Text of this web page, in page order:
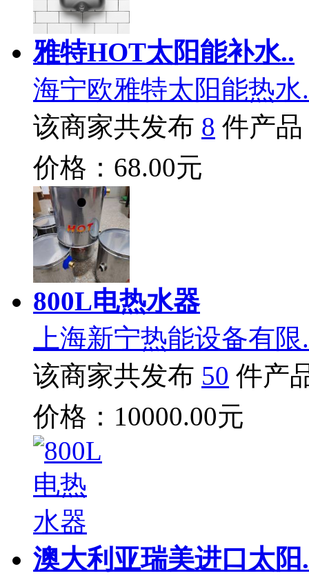
雅特HOT太阳能补水..
海宁欧雅特太阳能热水
该商家共发布 8 件产品
价格：68.00元
800L电热水器
上海新宁热能设备有限
该商家共发布 50 件产
价格：10000.00元
澳大利亚瑞美进口太阳